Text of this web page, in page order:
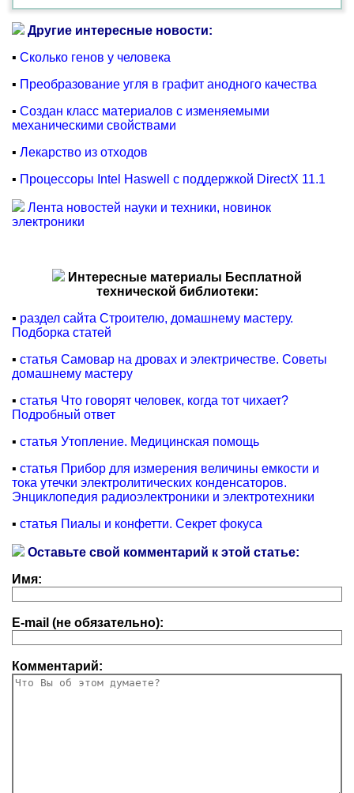
Другие интересные новости:
▪ Сколько генов у человека
▪ Преобразование угля в графит анодного качества
▪ Создан класс материалов с изменяемыми
механическими свойствами
▪ Лекарство из отходов
▪ Процессоры Intel Haswell с поддержкой DirectX 11.1
Лента новостей науки и техники, новинок
электроники
Интересные материалы Бесплатной
технической библиотеки:
▪ раздел сайта Строителю, домашнему мастеру.
Подборка статей
▪ статья Самовар на дровах и электричестве. Советы
домашнему мастеру
▪ статья Что говорят человек, когда тот чихает?
Подробный ответ
▪ статья Утопление. Медицинская помощь
▪ статья Прибор для измерения величины емкости и
тока утечки электролитических конденсаторов.
Энциклопедия радиоэлектроники и электротехники
▪ статья Пиалы и конфетти. Секрет фокуса
Оставьте свой комментарий к этой статье:
Имя:
E-mail (не обязательно):
Комментарий: